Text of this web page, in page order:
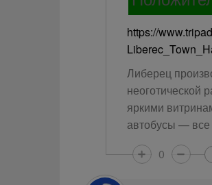
https://
Либерец
неоготической
яркими
автобусы —
0